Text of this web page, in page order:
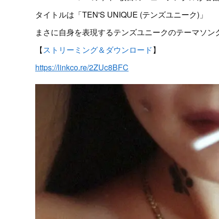
タイトルは「TEN'S UNIQUE (テンズユニーク)」
まさに自身を表現するテンズユニークのテーマソ
【ストリーミング＆ダウンロード】
https://linkco.re/2ZUc8BFC